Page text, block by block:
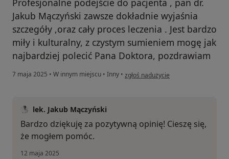
Profesjonalne podejście do pacjenta , pan dr.
Jakub Mączyński zawsze dokładnie wyjaśnia
szczegóły ,oraz cały proces leczenia . Jest bardzo
miły i kulturalny, z czystym sumieniem mogę jak
najbardziej polecić Pana Doktora, pozdrawiam
7 maja 2025 • W innym miejscu • Inny • w opinii użytkownika Tomasz.W
zgłoś nadużycie
lek. Jakub Mączyński
Bardzo dziękuję za pozytywną opinię! Cieszę się,
że mogłem pomóc.
12 maja 2025